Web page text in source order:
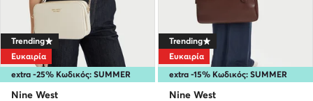
extra -25% Κωδικός: SUMMER
Trending
Ευκαιρία
Nine West
extra -15% Κωδικός: SUMMER
Trending
Ευκαιρία
Nine West